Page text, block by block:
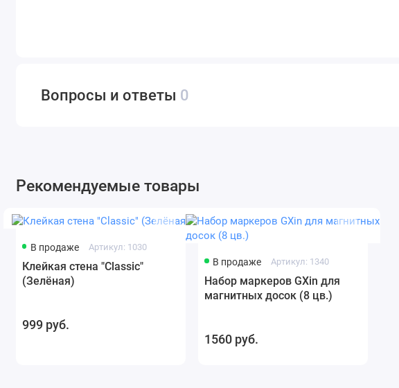
Вопросы и ответы 0
Рекомендуемые товары
В продаже Артикул: 1030
Клейкая стена "Classic"
(Зелёная)
999 руб.
В продаже Артикул: 1340
Набор маркеров GXin для
магнитных досок (8 цв.)
1560 руб.